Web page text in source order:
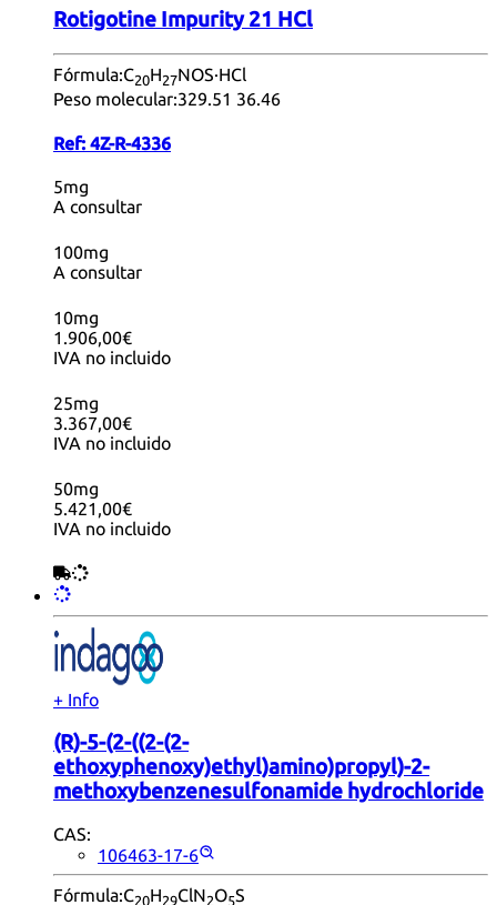
Rotigotine Impurity 21 HCl
Fórmula:C20H27NOS·HCl
Peso molecular:329.51 36.46
Ref: 4Z-R-4336
5mg
A consultar
100mg
A consultar
10mg
1.906,00€
IVA no incluido
25mg
3.367,00€
IVA no incluido
50mg
5.421,00€
IVA no incluido
+ Info
(R)-5-(2-((2-(2-
ethoxyphenoxy)ethyl)amino)propyl)-2-
methoxybenzenesulfonamide hydrochloride
CAS:
106463-17-6
Fórmula:C20H29ClN2O5S